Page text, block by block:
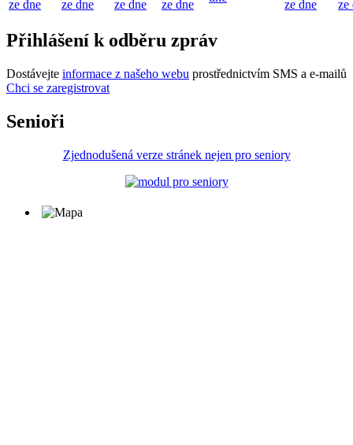
ze dne
ze dne
ze dne
ze dne
ze dne
ze
Přihlášení k odběru zpráv
Dostávejte informace z našeho webu prostřednictvím SMS a e-mailů
Chci se zaregistrovat
Senioři
Zjednodušená verze stránek nejen pro seniory